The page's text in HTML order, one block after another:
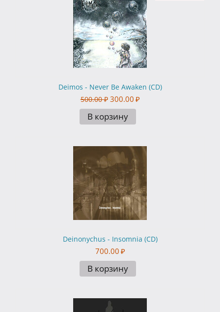
Deimos - Never Be Awaken (CD)
500.00 ₽ 300.00 ₽
В корзину
Deinonychus - Insomnia (CD)
700.00 ₽
В корзину